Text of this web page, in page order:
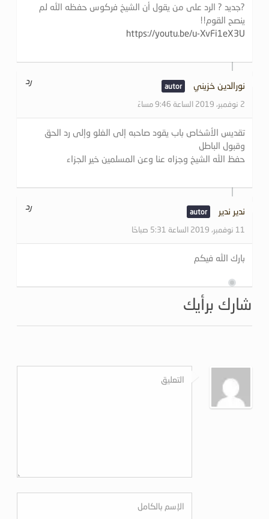
?جديد ? الرد على من يقول أن الشيخ فركوس حفظه الله لم
ينصح القوم!!
https://youtu.be/u-XvFi1eX3U
نورالدين خزيني
2 نوفمبر، 2019 الساعة 9:46 مساءً
رد
تقديس الأشخاص باب يقود صاحبه إلى الغلو وإلى رد الحق
وقبول الباطل
حفظ الله الشيخ وجزاه عنا وعن المسلمين خير الجزاء
ندير ندير
11 نوفمبر، 2019 الساعة 5:31 صباحًا
رد
بارك الله فيكم
شارك برأيك